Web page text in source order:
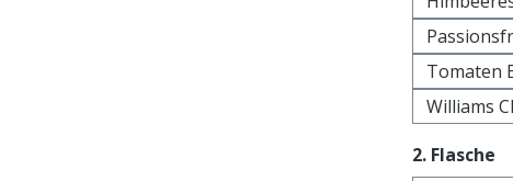
Tomaten
Williams
2. Flasche